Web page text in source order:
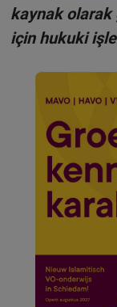
kaynak olarak
için hukuki